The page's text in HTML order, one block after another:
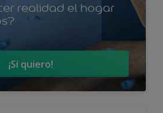
realidad el hogar
¡Sí quiero!